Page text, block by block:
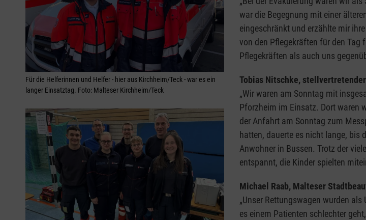
Für die Helferinnen und Helfer - hier aus Kirchheim/Teck - war es ein
langer Einsatztag. Foto: Malteser Kirchheim/Teck
war die Begegnung mit einer
eingeschränkt und erzählte mir
von den Pflegekräften für den Tag
Pflegekräften als auch uns
Tobias Nitschke,
„Wir waren am Sonntag mit
Pforzheim im Einsatz. Dort waren
der Anfahrt am Sonntag zum
hatten, dauerte es nicht lange, bis
Anwohner in Bussen. Trotz der
entspannt, die Kinder spielten
Michael Raab, Malteser
„Unser Rettungswagen wurden
es einem Patienten schlechter